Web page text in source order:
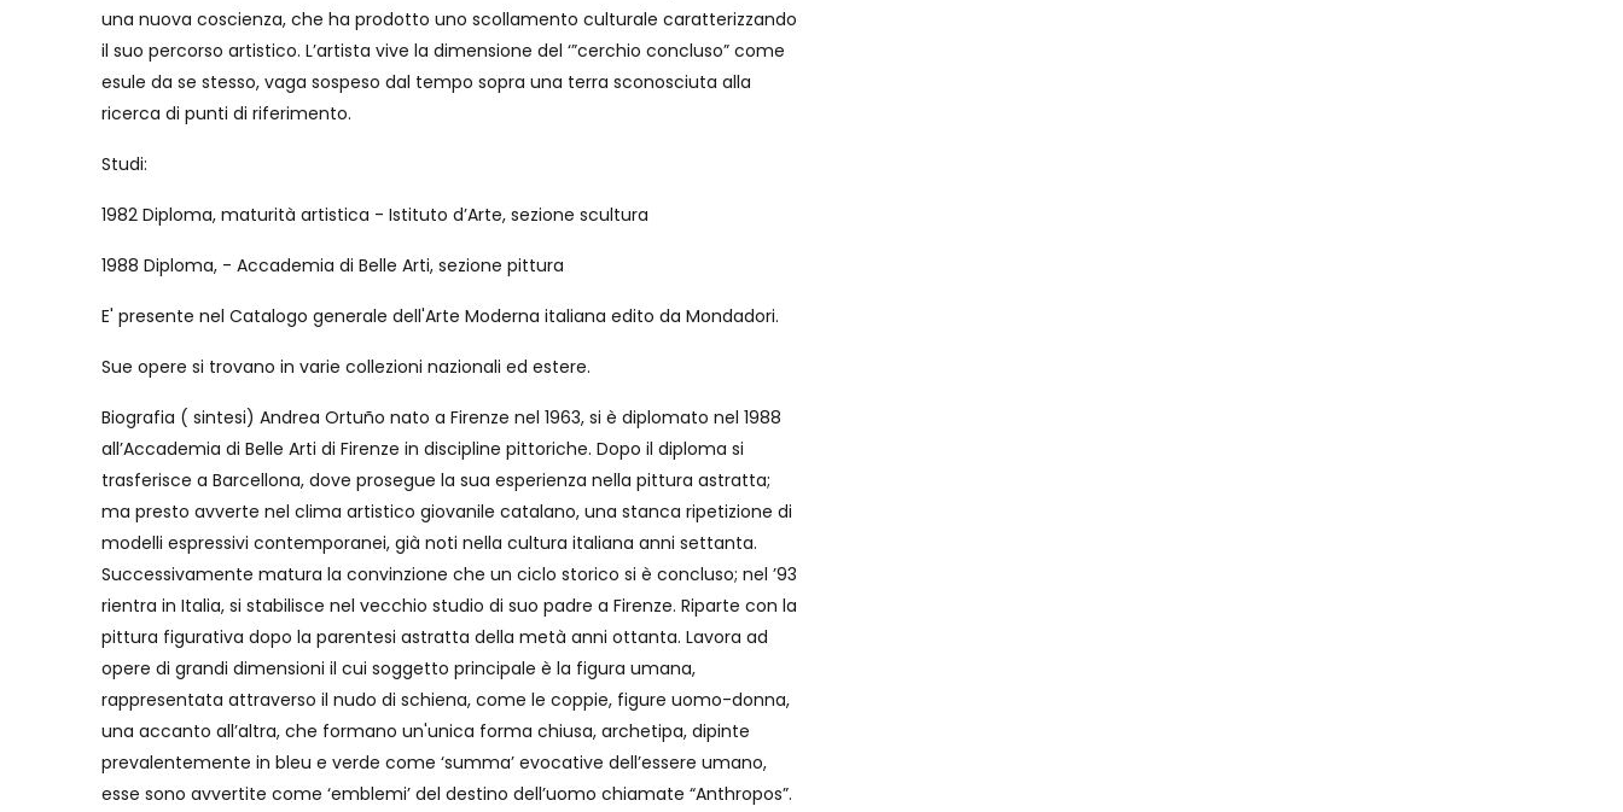
una nuova coscienza, che ha prodotto uno scollamento culturale caratterizzando
il suo percorso artistico. L’artista vive la dimensione del ‘”cerchio concluso” come
esule da se stesso, vaga sospeso dal tempo sopra una terra sconosciuta alla
ricerca di punti di riferimento.
Studi:
1982 Diploma, maturità artistica - Istituto d’Arte, sezione scultura
1988 Diploma, - Accademia di Belle Arti, sezione pittura
E' presente nel Catalogo generale dell'Arte Moderna italiana edito da Mondadori.
Sue opere si trovano in varie collezioni nazionali ed estere.
Biografia ( sintesi) Andrea Ortuño nato a Firenze nel 1963, si è diplomato nel 1988
all’Accademia di Belle Arti di Firenze in discipline pittoriche. Dopo il diploma si
trasferisce a Barcellona, dove prosegue la sua esperienza nella pittura astratta;
ma presto avverte nel clima artistico giovanile catalano, una stanca ripetizione di
modelli espressivi contemporanei, già noti nella cultura italiana anni settanta.
Successivamente matura la convinzione che un ciclo storico si è concluso; nel ’93
rientra in Italia, si stabilisce nel vecchio studio di suo padre a Firenze. Riparte con la
pittura figurativa dopo la parentesi astratta della metà anni ottanta. Lavora ad
opere di grandi dimensioni il cui soggetto principale è la figura umana,
rappresentata attraverso il nudo di schiena, come le coppie, figure uomo-donna,
una accanto all’altra, che formano un'unica forma chiusa, archetipa, dipinte
prevalentemente in bleu e verde come ‘summa’ evocative dell’essere umano,
esse sono avvertite come ‘emblemi’ del destino dell’uomo chiamate “Anthropos”.